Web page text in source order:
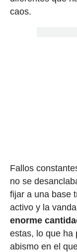
caos.
Fallos
no se
fijar a una base
activo y la
enorme
estas, lo que ha
abismo en el